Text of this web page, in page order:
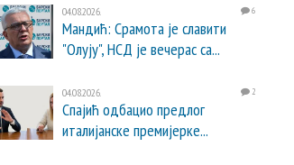
04.08.2026. 6
Мандић: Срамота је славити
"Олују", НСД је вечерас са...
04.08.2026. 2
Спајић одбацио предлог
италијанске премијерке...